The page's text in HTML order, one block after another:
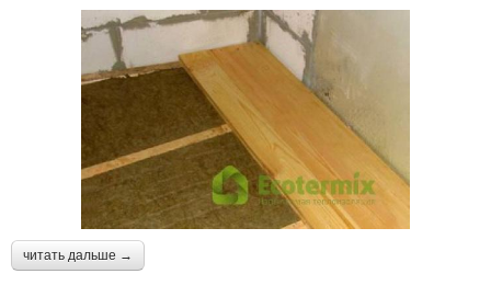
читать дальше →